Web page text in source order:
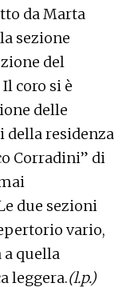
da Marta
sezione
del
coro si è
delle
della residenza
Corradini” di
due sezioni
vario,
a quella
leggera.(l.p.)